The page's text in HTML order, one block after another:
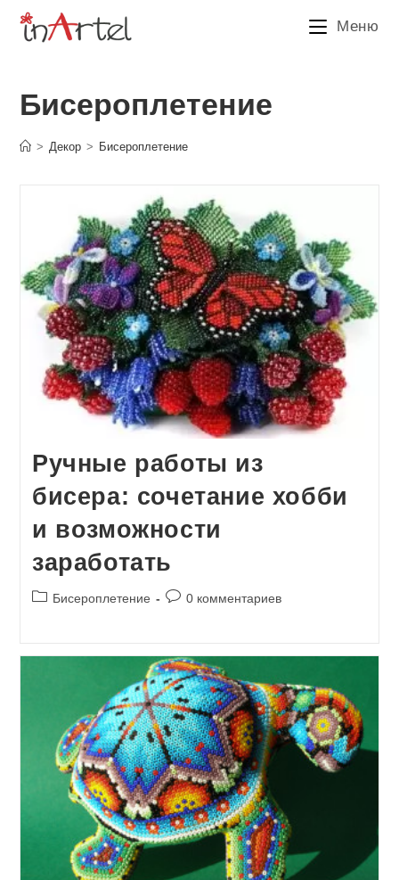
Перейти
Меню
Бисероплетение
> Декор > Бисероплетение
Ручные работы из
бисера: сочетание хобби
и возможности
заработать
Рубрика
Бисероплетение
Комментарии
0 комментариев